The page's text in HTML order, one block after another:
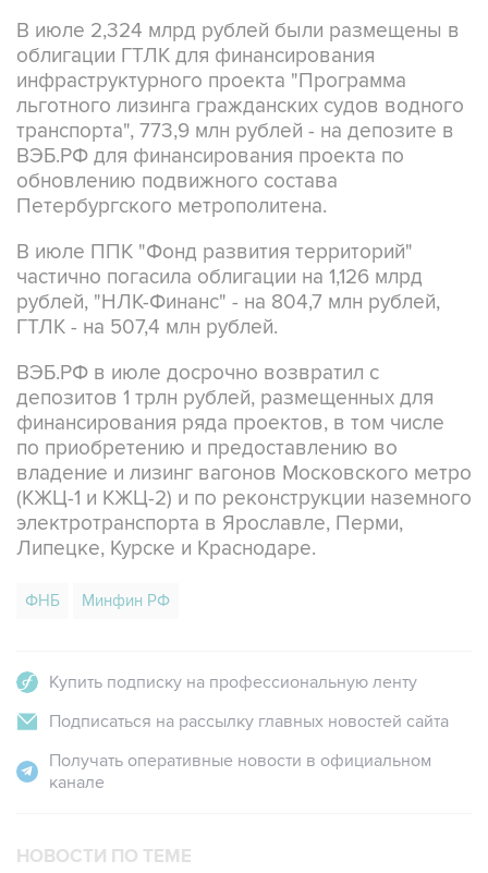
В июле 2,324 млрд рублей были размещены в
облигации ГТЛК для финансирования
инфраструктурного проекта "Программа
льготного лизинга гражданских судов водного
транспорта", 773,9 млн рублей - на депозите в
ВЭБ.РФ для финансирования проекта по
обновлению подвижного состава
Петербургского метрополитена.
В июле ППК "Фонд развития территорий"
частично погасила облигации на 1,126 млрд
рублей, "НЛК-Финанс" - на 804,7 млн рублей,
ГТЛК - на 507,4 млн рублей.
ВЭБ.РФ в июле досрочно возвратил с
депозитов 1 трлн рублей, размещенных для
финансирования ряда проектов, в том числе
по приобретению и предоставлению во
владение и лизинг вагонов Московского метро
(КЖЦ-1 и КЖЦ-2) и по реконструкции наземного
электротранспорта в Ярославле, Перми,
Липецке, Курске и Краснодаре.
ФНБ Минфин РФ
Купить подписку на профессиональную ленту
Подписаться на рассылку главных новостей сайта
Получать оперативные новости в официальном
канале
НОВОСТИ ПО ТЕМЕ